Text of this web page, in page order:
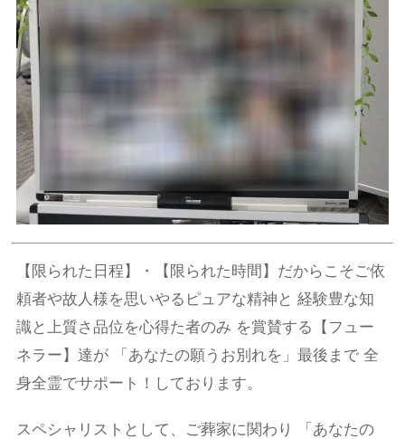
【限られた日程】・【限られた時間】だからこそご依
頼者や故人様を思いやるピュアな精神と 経験豊な知
識と上質さ品位を心得た者のみ を賞賛する【フュー
ネラー】達が 「あなたの願うお別れを」最後まで 全
身全霊でサポート！しております。
スペシャリストとして、ご葬家に関わり 「あなたの